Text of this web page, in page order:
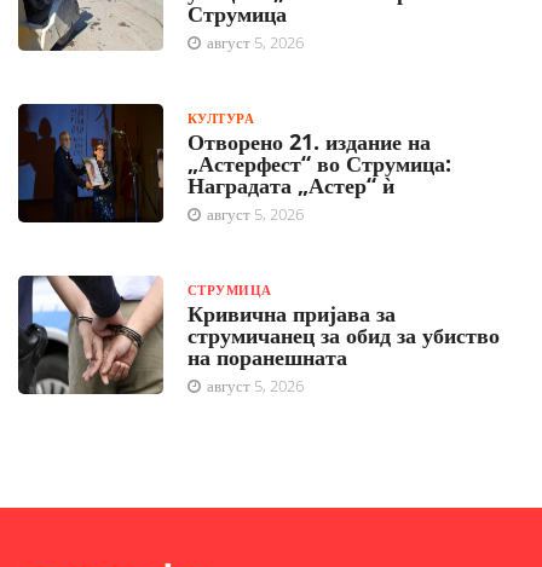
Струмица
август 5, 2026
КУЛТУРА
Отворено 21. издание на
„Астерфест“ во Струмица:
Наградата „Астер“ ѝ
август 5, 2026
СТРУМИЦА
Кривична пријава за
струмичанец за обид за убиство
на поранешната
август 5, 2026